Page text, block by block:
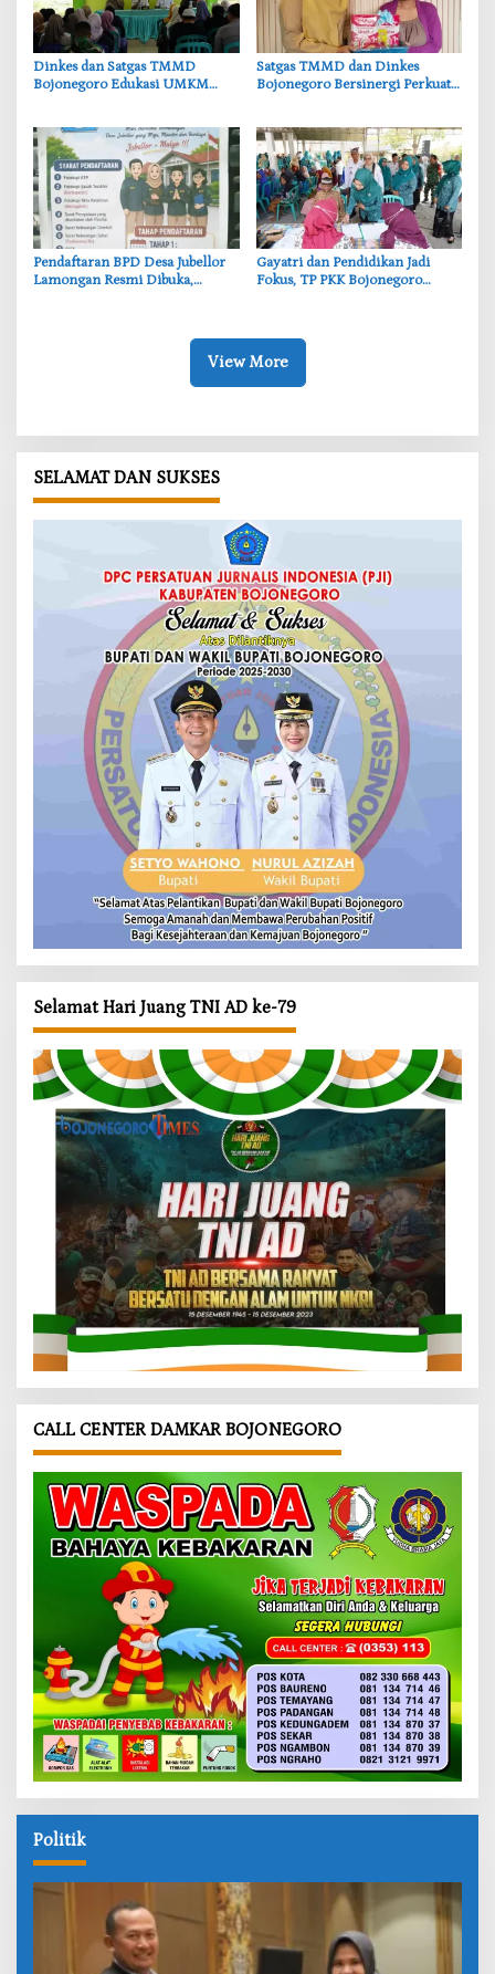
‎Dinkes dan Satgas TMMD
Bojonegoro Edukasi UMKM
‎Satgas TMMD dan Dinkes
Bojonegoro Bersinergi Perkuat
Pendaftaran BPD Desa Jubellor
Lamongan Resmi Dibuka,
‎Gayatri dan Pendidikan Jadi
Fokus, TP PKK Bojonegoro
View More
SELAMAT DAN SUKSES
Selamat Hari Juang TNI AD ke-79
CALL CENTER DAMKAR BOJONEGORO
Politik